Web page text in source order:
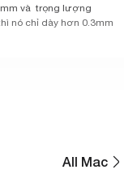
và trọng lượng
nó chỉ dày hơn 0.3mm
All Mac